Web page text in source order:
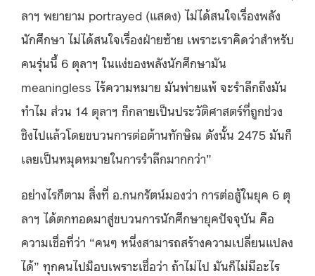
ลาฯ พยายาม portrayed (แสดง) ไม่ได้สนใจเรื่องพลัง
นักศึกษา ไม่ได้สนใจเรื่องฝ่ายซ้าย เพราะเราคิดว่าสำหรับ
คนรุ่นนี้ 6 ตุลาฯ ในแง่ของพลังนักศึกษามัน
meaningless ไร้ความหมาย มันพ่ายแพ้ จะรำลึกถึงมัน
ทำไม ส่วน 14 ตุลาฯ ก็กลายเป็นประวัติศาสตร์ที่ถูกช่วง
ชิงไปแล้วโดยขบวนการต่อต้านทักษิณ ดังนั้น 2475 มันก็
เลยเป็นหมุดหมายในการรำลึกมากกว่า”
อย่างไรก็ตาม สิ่งที่ อ.กนกรัตน์มองว่า การต่อสู้ในยุค 6 ตุ
ลาฯ ได้ตกทอดมาสู่ขบวนการนักศึกษายุคปัจจุบัน คือ
ความเชื่อที่ว่า “คนๆ หนึ่งสามารถสร้างความเปลี่ยนแปลง
ได้” ทุกคนไปม็อบเพราะเชื่อว่า ถ้าไม่ไป มันก็ไม่มีอะไร